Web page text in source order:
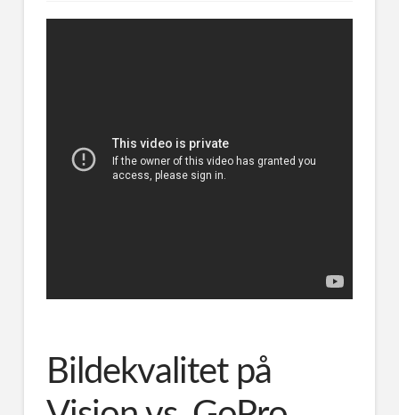
Bildekvalitet på